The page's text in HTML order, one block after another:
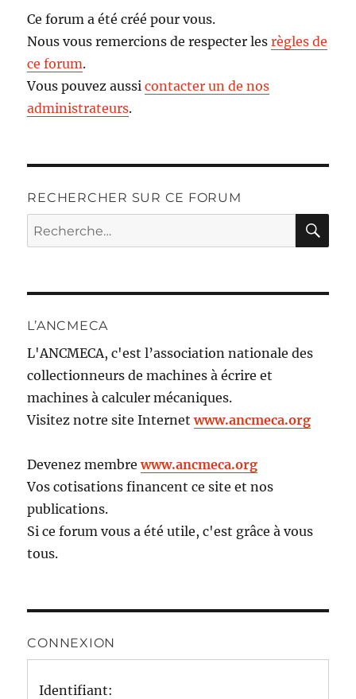
Ce forum a été créé pour vous.
Nous vous remercions de respecter lesrègles de
ce forum.
Vous pouvez aussicontacter un de nos
administrateurs.
RECHERCHER SUR CE FORUM
Recherche
pour :
L’ANCMECA
L'ANCMECA, c'est l’association nationale des
collectionneurs de machines à écrire et
machines à calculer mécaniques.
Visitez notre site Internetwww.ancmeca.org
Devenez membrewww.ancmeca.org
Vos cotisations financent ce site et nos
publications.
Si ce forum vous a été utile, c'est grâce à vous
tous.
CONNEXION
Identifiant: